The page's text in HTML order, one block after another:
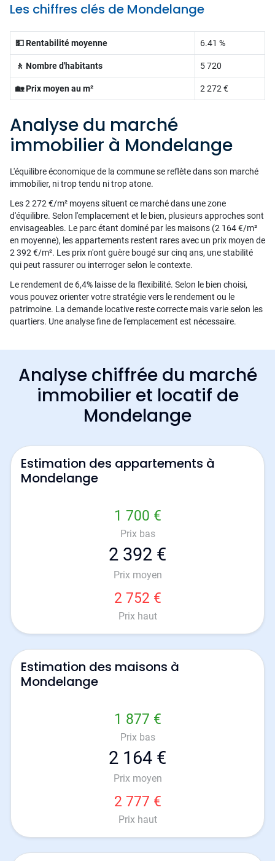
Les chiffres clés de Mondelange
💵 Rentabilité moyenne 6.41 %
🚶 Nombre d'habitants 5 720
🏡 Prix moyen au m² 2 272 €
Analyse du marché
immobilier à Mondelange
L'équilibre économique de la commune se reflète dans son marché
immobilier, ni trop tendu ni trop atone.
Les 2 272 €/m² moyens situent ce marché dans une zone
d'équilibre. Selon l'emplacement et le bien, plusieurs approches sont
envisageables. Le parc étant dominé par les maisons (2 164 €/m²
en moyenne), les appartements restent rares avec un prix moyen de
2 392 €/m². Les prix n'ont guère bougé sur cinq ans, une stabilité
qui peut rassurer ou interroger selon le contexte.
Le rendement de 6,4% laisse de la flexibilité. Selon le bien choisi,
vous pouvez orienter votre stratégie vers le rendement ou le
patrimoine. La demande locative reste correcte mais varie selon les
quartiers. Une analyse fine de l'emplacement est nécessaire.
Analyse chiffrée du marché
immobilier et locatif de
Mondelange
Estimation des appartements à
Mondelange
1 700 €
Prix bas
2 392 €
Prix moyen
2 752 €
Prix haut
Estimation des maisons à
Mondelange
1 877 €
Prix bas
2 164 €
Prix moyen
2 777 €
Prix haut